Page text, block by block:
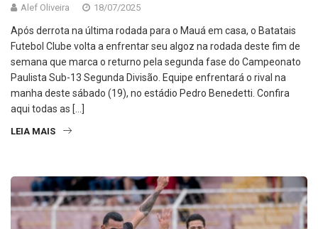
Alef Oliveira 18/07/2025
Após derrota na última rodada para o Mauá em casa, o Batatais
Futebol Clube volta a enfrentar seu algoz na rodada deste fim de
semana que marca o returno pela segunda fase do Campeonato
Paulista Sub-13 Segunda Divisão. Equipe enfrentará o rival na
manha deste sábado (19), no estádio Pedro Benedetti. Confira
aqui todas as […]
LEIA MAIS